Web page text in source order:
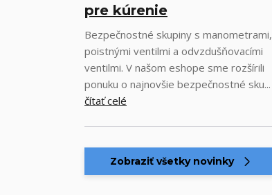
pre kúrenie
Bezpečnostné skupiny s manometrami,
poistnými ventilmi a odvzdušňovacími
ventilmi. V našom eshope sme rozšírili
ponuku o najnovšie bezpečnostné sku...
čítať celé
Zobraziť všetky novinky